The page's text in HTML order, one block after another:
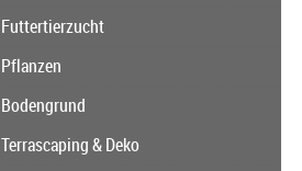
Futtertierzucht
Pflanzen
Bodengrund
Terrascaping & Deko